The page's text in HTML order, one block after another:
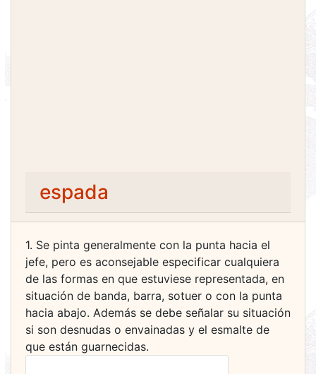
espada
1. Se pinta generalmente con la punta hacia el
jefe, pero es aconsejable especificar cualquiera
de las formas en que estuviese representada, en
situación de banda, barra, sotuer o con la punta
hacia abajo. Además se debe señalar su situación
si son desnudas o envainadas y el esmalte de
que están guarnecidas.